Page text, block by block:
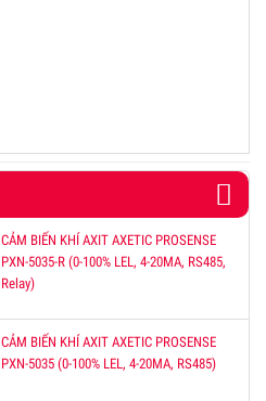
CẢM BIẾN KHÍ AXIT AXETIC PROSENSE
PXN-5035-R (0-100% LEL, 4-20MA, RS485,
Relay)
CẢM BIẾN KHÍ AXIT AXETIC PROSENSE
PXN-5035 (0-100% LEL, 4-20MA, RS485)